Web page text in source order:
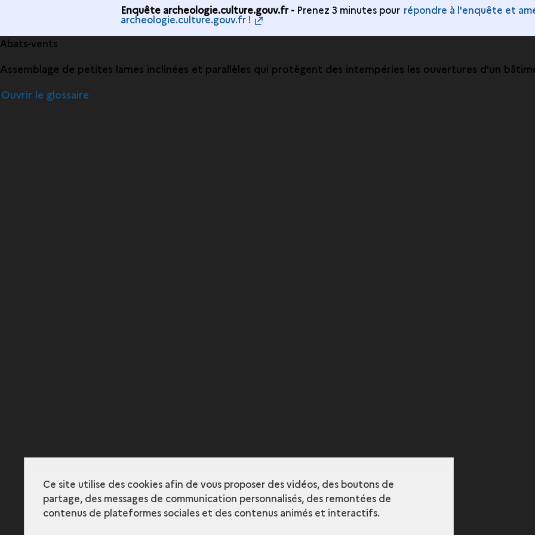
Enquête archeologie.culture.gouv.fr - Prenez 3 minutes pour répondre à l'enquête et
archeologie.culture.gouv.fr !
Abats-vents
Assemblage de petites lames inclinées et parallèles qui protègent des intempéries les ouvertures d'un
Ouvrir le glossaire
Ce site utilise des cookies afin de vous proposer des vidéos, des boutons de
partage, des messages de communication personnalisés, des remontées de
contenus de plateformes sociales et des contenus animés et interactifs.